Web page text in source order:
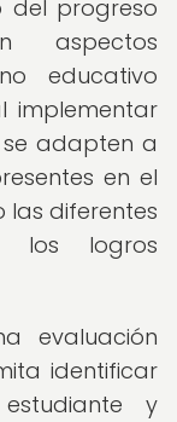
del progreso
aspectos
educativo
implementar
adapten a
en el
las diferentes
los logros
evaluación
identificar
y